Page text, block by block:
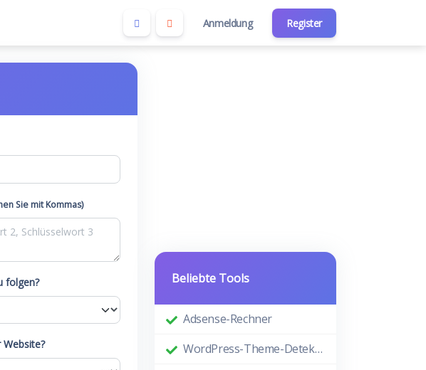
Anmeldung Register
Sie mit Kommas)
folgen? Beliebte Tools
Adsense-Rechner
WordPress-Theme-Detektor